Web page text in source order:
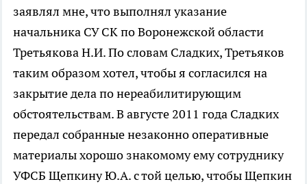
заявлял мне, что выполнял указание
начальника СУ СК по Воронежской области
Третьякова Н.И. По словам Сладких, Третьяков
таким образом хотел, чтобы я согласился на
закрытие дела по нереабилитирующим
обстоятельствам. В августе 2011 года Сладких
передал собранные незаконно оперативные
материалы хорошо знакомому ему сотруднику
УФСБ Щепкину Ю.А. с той целью, чтобы Щепкин